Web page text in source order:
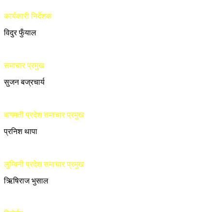
कार्यकारी निर्देशक
विदुर फुँयाल
समाचार प्रमुख
सुजन बज्रचार्य
बागमती प्रदेश समाचार प्रमुख
प्रनिश थापा
लुम्बिनी प्रदेश समाचार प्रमुख
ऋिषिराज भुसाल